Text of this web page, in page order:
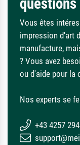
questions
Vous êtes
impression d'art
manufacture,
? Vous avez
ou d'aide pour la
Nos experts se
+43 4257